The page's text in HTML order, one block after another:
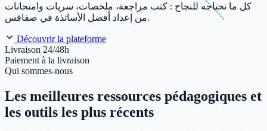
كل ما تحتاجه للنجاح : كتب مراجعة، ملخصات، سريات وامتحانات
من إعداد أفضل الأساتذة في صفاقس.
Découvrir la plateforme
Livraison 24/48h
Paiement à la livraison
Qui sommes-nous
Les meilleures ressources pédagogiques et
les outils les plus récents